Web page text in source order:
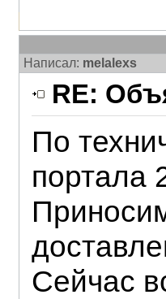
Написал: melalexs
RE:
По
портала
Сейчас